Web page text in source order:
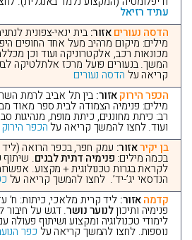
עתיד רזיאל
הדסה נעוריםאזור: בית ינאי-צפונית
מילים: מיקום מרהיב מעל אחד החופים
מכונאות רכב, אלקטרוניקה ועוד וכן
המשך. בנעורים פועל מרכז אלתלטיקה
קריאה על הדסה נעורים
הכפר הירוקאזור: בין תל אביב לרמת
מילים: פנימיה הצמודה לבית ספר מאוד
ועוד. לחצו להמשך קריאה עלהכפר הירוק
בן יקיראזור: עמק חפר, בכפר הרואה (ליד
בכמה מילים: פנימיה דתית לבנים. שיתוף
לקראת בגרות טכנולוגית + מקצוע.
הנדסאי יג’-יד’. לחצו להמשך קריאה על
קדמהאזור: ליד קרית מלאכי, כיתות: ח’
פנימיה ותיכוןלנוער נושר. דגש על חיבור
לימודי טכנולוגיה ומקצוע ושיתוף פעולה
נוספות. לחצו להמשך קריאה על כפר